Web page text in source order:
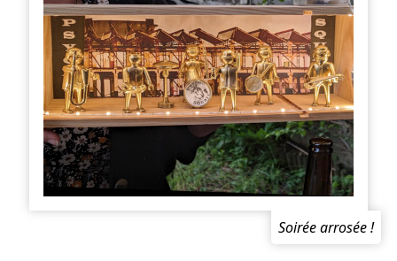
Soirée arrosée !